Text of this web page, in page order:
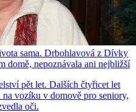
sama. Drbohlavová z Dívky
domě, nepoznávala ani nejbližší
pět let. Dalších čtyřicet let
vozíku v domově pro seniory,
oči.